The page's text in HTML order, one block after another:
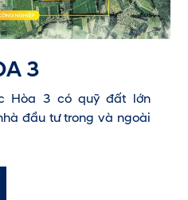
3
Hòa 3 có quỹ đất lớn
đầu tư trong và ngoài